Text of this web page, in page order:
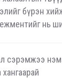
бүрэн
нь
сэрэмжээ